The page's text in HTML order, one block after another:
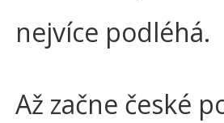
nejvíce podléhá.
Až začne české